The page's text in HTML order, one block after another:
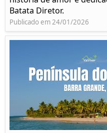
Batata Diretor.
Publicado em 24/01/2026